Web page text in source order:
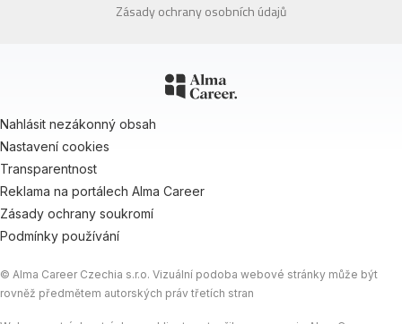
Zásady ochrany osobních údajů
Nahlásit nezákonný obsah
Nastavení cookies
Transparentnost
Reklama na portálech Alma Career
Zásady ochrany soukromí
Podmínky používání
© Alma Career Czechia s.r.o. Vizuální podoba webové stránky může být
rovněž předmětem autorských práv třetích stran